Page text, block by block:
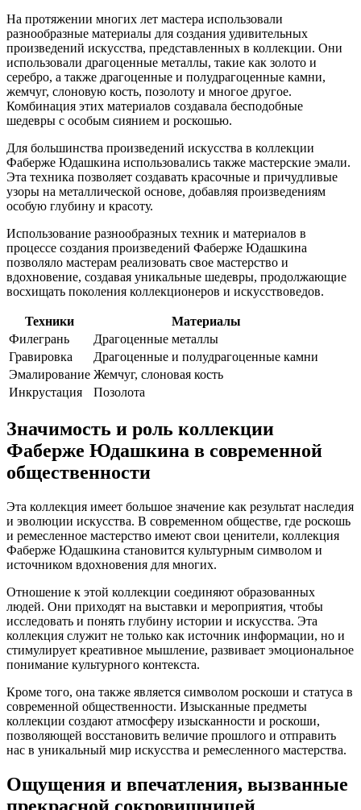
На протяжении многих лет мастера использовали
разнообразные материалы для создания удивительных
произведений искусства, представленных в коллекции. Они
использовали драгоценные металлы, такие как золото и
серебро, а также драгоценные и полудрагоценные камни,
жемчуг, слоновую кость, позолоту и многое другое.
Комбинация этих материалов создавала бесподобные
шедевры с особым сиянием и роскошью.
Для большинства произведений искусства в коллекции
Фаберже Юдашкина использовались также мастерские эмали.
Эта техника позволяет создавать красочные и причудливые
узоры на металлической основе, добавляя произведениям
особую глубину и красоту.
Использование разнообразных техник и материалов в
процессе создания произведений Фаберже Юдашкина
позволяло мастерам реализовать свое мастерство и
вдохновение, создавая уникальные шедевры, продолжающие
восхищать поколения коллекционеров и искусствоведов.
Техники
Материалы
Филегрань
Драгоценные металлы
Гравировка
Драгоценные и полудрагоценные камни
Эмалирование Жемчуг, слоновая кость
Инкрустация
Позолота
Значимость и роль коллекции
Фаберже Юдашкина в современной
общественности
Эта коллекция имеет большое значение как результат наследия
и эволюции искусства. В современном обществе, где роскошь
и ремесленное мастерство имеют свои ценители, коллекция
Фаберже Юдашкина становится культурным символом и
источником вдохновения для многих.
Отношение к этой коллекции соединяют образованных
людей. Они приходят на выставки и мероприятия, чтобы
исследовать и понять глубину истории и искусства. Эта
коллекция служит не только как источник информации, но и
стимулирует креативное мышление, развивает эмоциональное
понимание культурного контекста.
Кроме того, она также является символом роскоши и статуса в
современной общественности. Изысканные предметы
коллекции создают атмосферу изысканности и роскоши,
позволяющей восстановить величие прошлого и отправить
нас в уникальный мир искусства и ремесленного мастерства.
Ощущения и впечатления, вызванные